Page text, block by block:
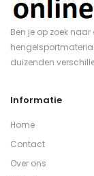
Ben je op zoek
duizenden
Informatie
Home
Contact
Over ons